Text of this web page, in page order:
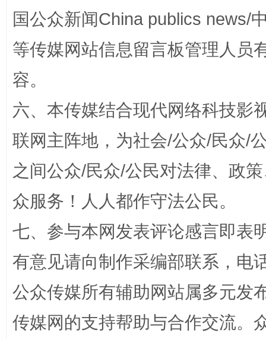
“蜀中异人”王建安的艺术幻境
完善运行机制助力责任有效落实 一纸欠
东山县通报“牛蛙产品抗生素超标问题” 法
国公众新闻China publics news/
等传媒网站信息留言板管理人员
容。
六、本传媒结合现代网络科技影
联网主阵地，为社会/公众/民众/
之间公众/民众/公民对法律、政
众服务！人人都作守法公民。
七、参与本网发表评论感言即表
有意见请向制作采编部联系，电
公众传媒所有辅助网站属多元发
传媒网的支持帮助与合作交流。